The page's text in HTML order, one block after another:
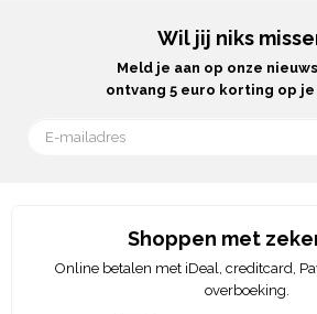
Wil jij niks
Meld je aan op onze
ontvang 5 euro korting op je
Shoppen met
Online betalen met iDeal, creditcard,
overboeking.